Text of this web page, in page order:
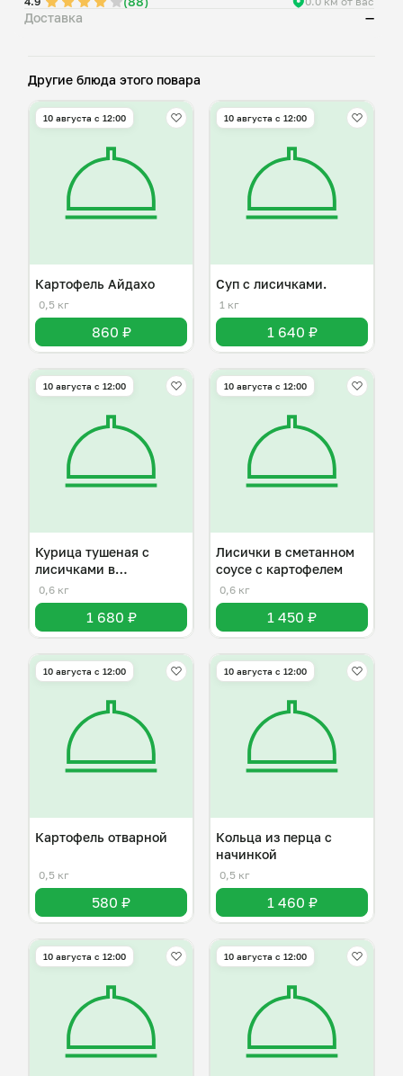
Доставка —
Другие блюда этого повара
10 августа с 12:00
Картофель Айдахо
0,5 кг
860 ₽
10 августа с 12:00
Суп с лисичками.
1 кг
1 640 ₽
10 августа с 12:00
Курица тушеная с
лисичками в
сметанном соусе
0,6 кг
1 680 ₽
10 августа с 12:00
Лисички в сметанном
соусе с картофелем
0,6 кг
1 450 ₽
10 августа с 12:00
Картофель отварной
0,5 кг
580 ₽
10 августа с 12:00
Кольца из перца с
начинкой
0,5 кг
1 460 ₽
10 августа с 12:00 10 августа с 12:00